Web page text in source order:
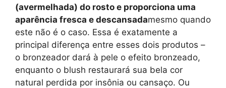
(avermelhada) do rosto e proporciona uma
aparência fresca e descansadamesmo quando
este não é o caso. Essa é exatamente a
principal diferença entre esses dois produtos –
o bronzeador dará à pele o efeito bronzeado,
enquanto o blush restaurará sua bela cor
natural perdida por insônia ou cansaço. Ou